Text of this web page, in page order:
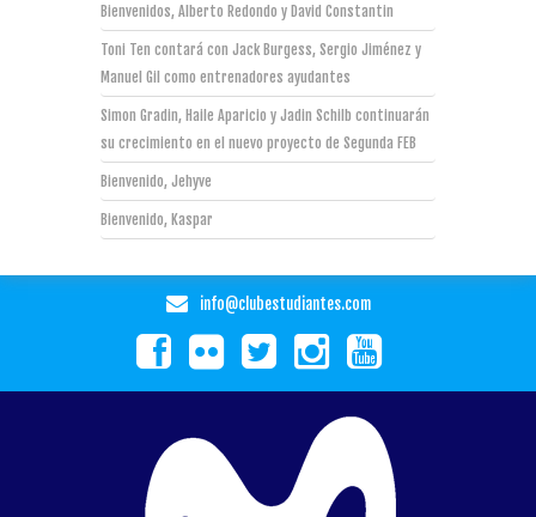
Bienvenidos, Alberto Redondo y David Constantin
Toni Ten contará con Jack Burgess, Sergio Jiménez y
Manuel Gil como entrenadores ayudantes
Simon Gradin, Haile Aparicio y Jadin Schilb continuarán
su crecimiento en el nuevo proyecto de Segunda FEB
Bienvenido, Jehyve
Bienvenido, Kaspar
info@clubestudiantes.com